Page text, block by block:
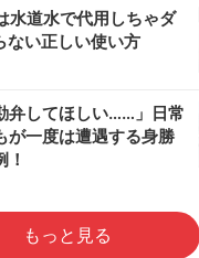
水道水で代用しちゃダ
い正しい使い方
弁してほしい……」日常
が一度は遭遇する身勝
もっと見る